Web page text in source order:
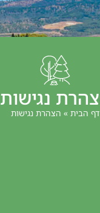
נגישות
דף הבית » הצהרת נגישות